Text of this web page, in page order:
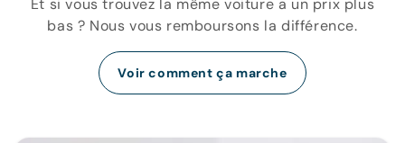
Et si vous trouvez la même voiture a un prix plus
bas ? Nous vous remboursons la différence.
Voir comment ça marche